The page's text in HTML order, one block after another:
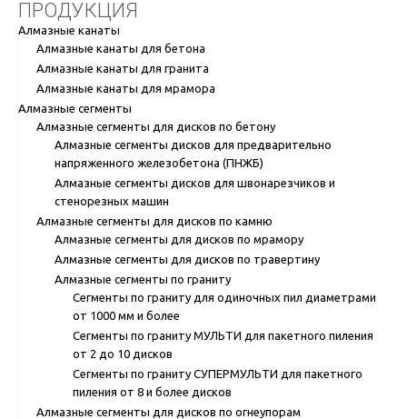
ПРОДУКЦИЯ
Алмазные канаты
Алмазные канаты для бетона
Алмазные канаты для гранита
Алмазные канаты для мрамора
Алмазные сегменты
Алмазные сегменты для дисков по бетону
Алмазные сегменты дисков для предварительно
напряженного железобетона (ПНЖБ)
Алмазные сегменты дисков для швонарезчиков и
стенорезных машин
Алмазные сегменты для дисков по камню
Алмазные сегменты для дисков по мрамору
Алмазные сегменты для дисков по травертину
Алмазные сегменты по граниту
Сегменты по граниту для одиночных пил диаметрами
от 1000 мм и более
Сегменты по граниту МУЛЬТИ для пакетного пиления
от 2 до 10 дисков
Сегменты по граниту СУПЕРМУЛЬТИ для пакетного
пиления от 8 и более дисков
Алмазные сегменты для дисков по огнеупорам